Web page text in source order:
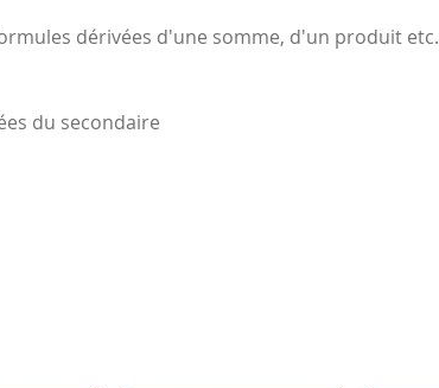
dérivées d'une somme, d'un produit etc.
du secondaire